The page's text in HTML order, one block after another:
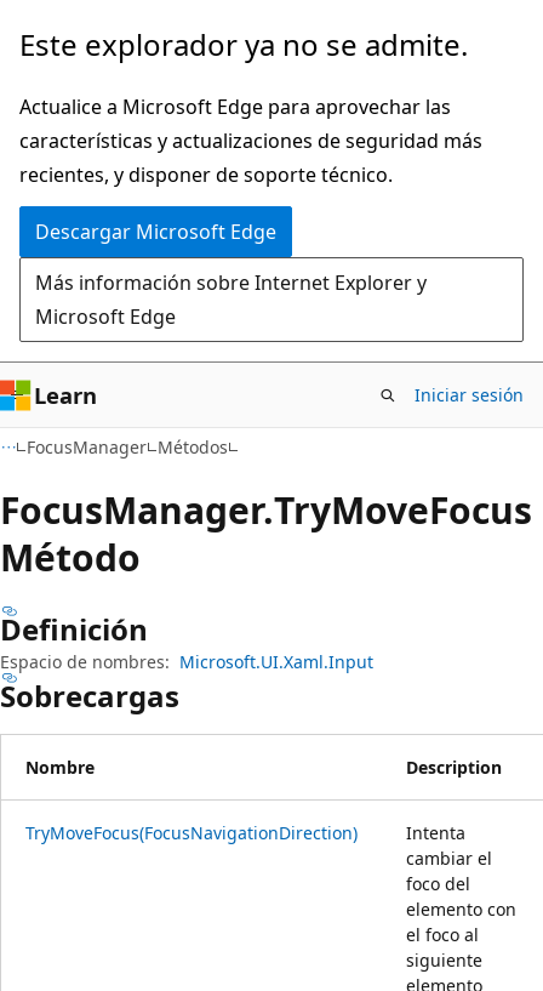
Ir
contenido
principal
Ir
la
navegación
en
la
página
Este explorador ya no se admite.
Actualice a Microsoft Edge para aprovechar las
características y actualizaciones de seguridad más
recientes, y disponer de soporte técnico.
Descargar Microsoft Edge
Más información sobre Internet Explorer y
Microsoft Edge
Learn Iniciar sesión
FocusManager Métodos
FocusManager.TryMoveFocus
Método
Definición
Espacio de nombres: Microsoft.UI.Xaml.Input
Sobrecargas
Nombre Description
TryMoveFocus(FocusNavigationDirection)
Intenta
cambiar el
foco del
elemento con
el foco al
siguiente
elemento